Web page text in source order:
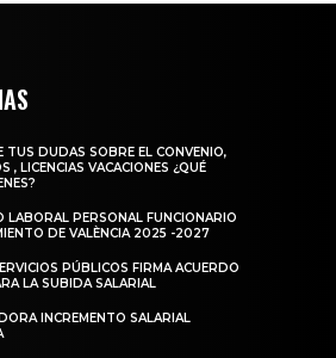
TUS DUDAS SOBRE EL CONVENIO,
, LICENCIAS VACACIONES ¿QUÉ
LABORAL PERSONAL FUNCIONARIO
DE VALÈNCIA 2025 -2027
PÚBLICOS FIRMA ACUERDO
LA SUBIDA SALARIAL
INCREMENTO SALARIAL